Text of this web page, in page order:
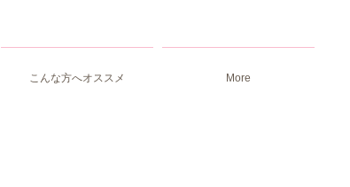
こんな方へオススメ More